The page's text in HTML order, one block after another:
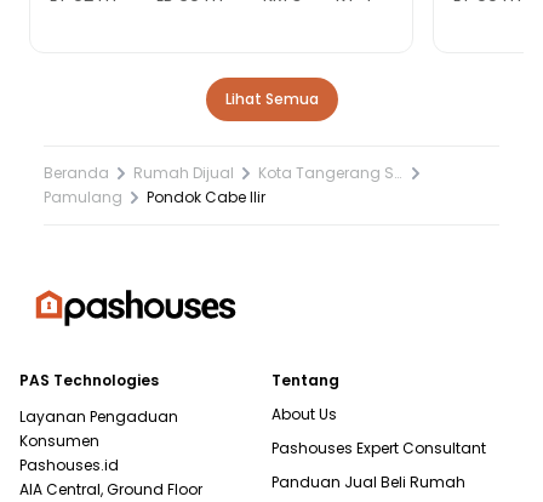
Lihat Semua
Beranda Rumah Dijual
Kota Tangerang Selatan
Pamulang
Pondok Cabe Ilir
PAS Technologies
Layanan Pengaduan
Konsumen
Pashouses.id
AIA Central, Ground Floor
Tentang
About Us
Pashouses Expert Consultant
Panduan Jual Beli Rumah